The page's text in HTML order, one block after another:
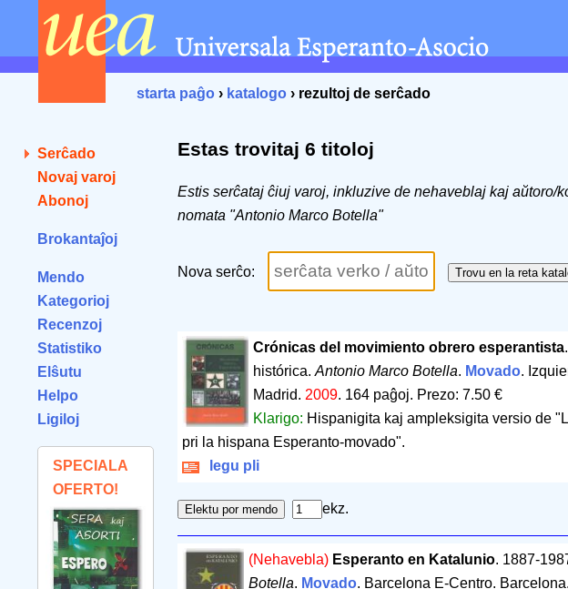
starta paĝo › katalogo › rezultoj de serĉado
Serĉado
Novaj varoj
Abonoj
Brokantaĵoj
Mendo
Kategorioj
Recenzoj
Statistiko
Elŝutu
Helpo
Ligiloj
SPECIALA
OFERTO!
Estas trovitaj 6 titoloj
Estis serĉataj ĉiuj varoj, inkluzive de nehaveblaj kaj aŭtoro/
nomata "Antonio Marco Botella"
Nova serĉo:
Crónicas del movimiento obrero esperantista
histórica. Antonio Marco Botella. Movado.
Madrid. 2009. 164 paĝoj. Prezo: 7.50 €
Klarigo: Hispanigita kaj ampleksigita versio de
pri la hispana Esperanto-movado".
legu pli
ekz.
(Nehavebla) Esperanto en Katalunio. 1887-
Botella. Movado. Barcelona E-Centro. Barcelona.